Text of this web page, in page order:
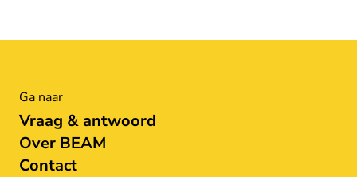
Ga naar
Vraag & antwoord
Over BEAM
Contact